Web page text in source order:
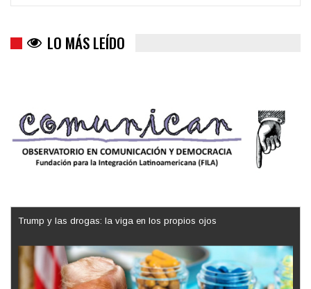
LO MÁS LEÍDO
Trump y las drogas: la viga en los propios ojos